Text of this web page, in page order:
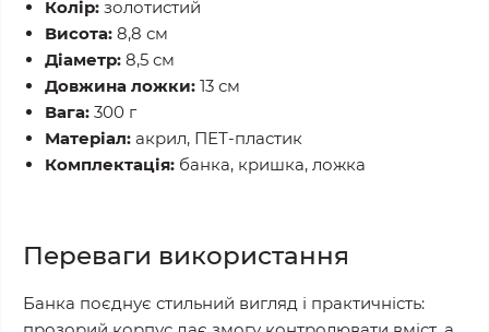
Колір: золотистий
Висота: 8,8 см
Діаметр: 8,5 см
Довжина ложки: 13 см
Вага: 300 г
Матеріал: акрил, ПЕТ-пластик
Комплектація: банка, кришка, ложка
Переваги використання
Банка поєднує стильний вигляд і практичність: